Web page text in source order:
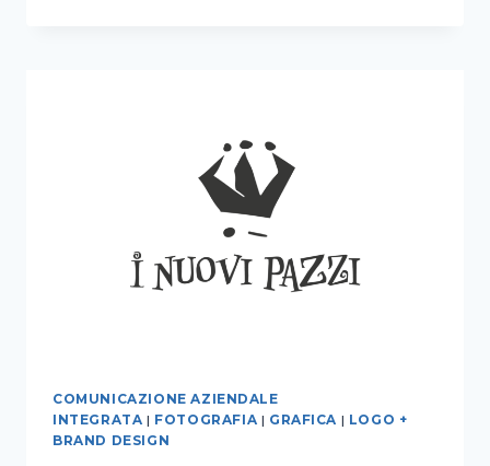
MANUAL
DESIGN
+
FOTOGRAFIA
COMUNICAZIONE AZIENDALE
INTEGRATA | FOTOGRAFIA | GRAFICA | LOGO +
BRAND DESIGN